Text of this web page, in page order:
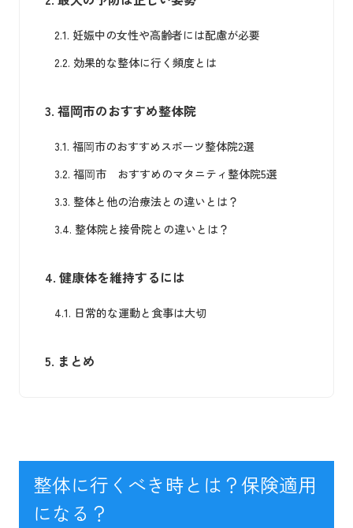
2.1. 妊娠中の女性や高齢者には配慮が必要
2.2. 効果的な整体に行く頻度とは
3. 福岡市のおすすめ整体院
3.1. 福岡市のおすすめスポーツ整体院2選
3.2. 福岡市 おすすめのマタニティ整体院5選
3.3. 整体と他の治療法との違いとは？
3.4. 整体院と接骨院との違いとは？
4. 健康体を維持するには
4.1. 日常的な運動と食事は大切
5. まとめ
整体に行くべき時とは？保険適用
になる？